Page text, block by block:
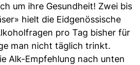
um ihre Gesundheit! Zwei bis
hielt die Eidgenössische
pro Tag bisher für
man nicht täglich trinkt.
Alk-Empfehlung nach unten